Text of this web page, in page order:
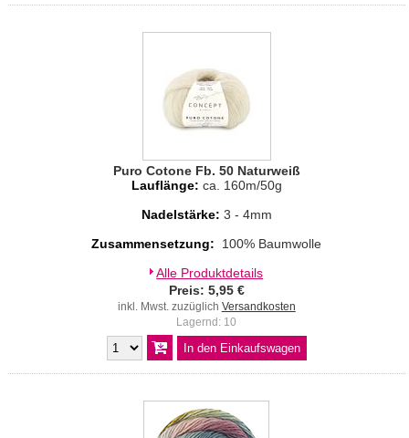
Puro Cotone Fb. 50 Naturweiß
Lauflänge: ca. 160m/50g
Nadelstärke: 3 - 4mm
Zusammensetzung:
100% Baumwolle
Alle Produktdetails
Preis: 5,95 €
inkl. Mwst. zuzüglich Versandkosten
Lagernd: 10